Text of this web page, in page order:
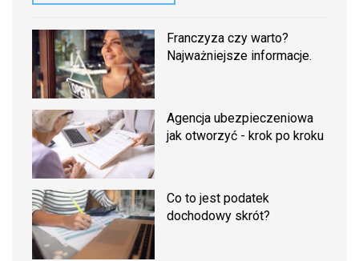
Franczyza czy warto?
Najważniejsze informacje.
Agencja ubezpieczeniowa
jak otworzyć - krok po kroku
Co to jest podatek
dochodowy skrót?